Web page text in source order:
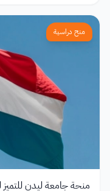
منح دراسية